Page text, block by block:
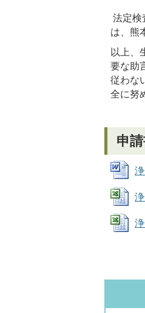
法定検
は、熊
以上、
要な助
従わな
全に努
申